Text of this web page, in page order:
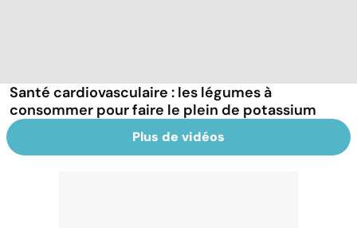
Santé cardiovasculaire : les légumes à
consommer pour faire le plein de potassium
Plus de vidéos